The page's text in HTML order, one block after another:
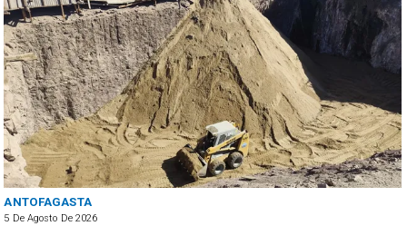
ANTOFAGASTA
5 De Agosto De 2026